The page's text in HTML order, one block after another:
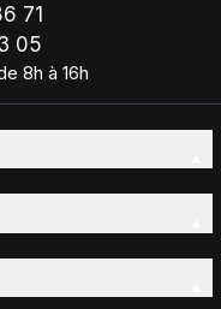
71
05
8h à 16h